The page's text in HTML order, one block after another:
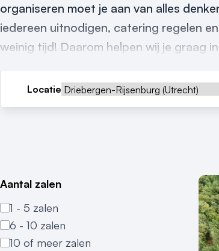
organiseren moet je aan van alles
iedereen uitnodigen, catering regelen
weinig tijd! Daarom helpen wij je graag
Locatie
Aantal zalen
1 - 5 zalen
6 - 10 zalen
10 of meer zalen